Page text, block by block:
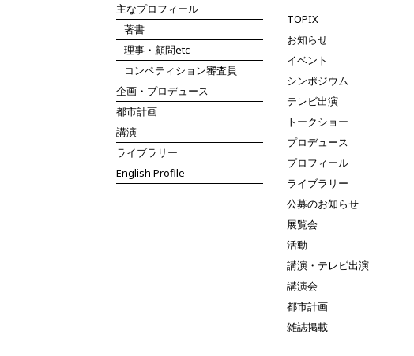
主なプロフィール
著書
理事・顧問etc
コンペティション審査員
企画・プロデュース
都市計画
講演
ライブラリー
English Profile
TOPIX
お知らせ
イベント
シンポジウム
テレビ出演
トークショー
プロデュース
プロフィール
ライブラリー
公募のお知らせ
展覧会
活動
講演・テレビ出演
講演会
都市計画
雑誌掲載